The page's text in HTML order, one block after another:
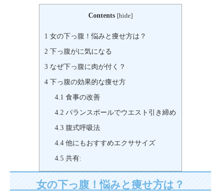
Contents [hide]
1 女の下っ腹！悩みと痩せ方は？
2 下っ腹がに気になる
3 なぜ下っ腹に肉が付く？
4 下っ腹の効果的な痩せ方
4.1 食事の改善
4.2 バランスボールでウエスト引き締め
4.3 腹式呼吸法
4.4 他にもおすすめエクササイズ
4.5 共有:
女の下っ腹！悩みと痩せ方は？